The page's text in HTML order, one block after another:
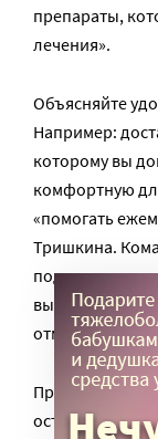
препараты,
лечения».
Объясняйте
Например:
которому вы
комфортную
«помогать
Тришкина.
подчеркивает,
выбрать дату
отменить
При этом,
оставляйте за